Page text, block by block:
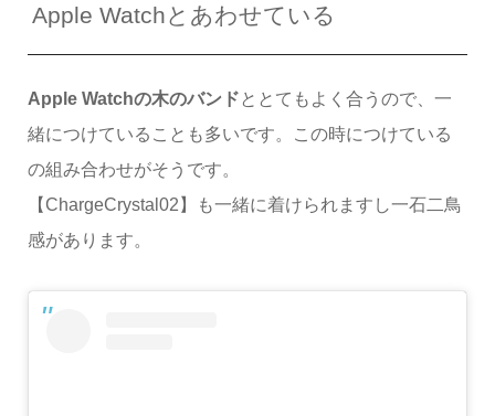
Apple Watchとあわせている
Apple Watchの木のバンド ととてもよく合うので、一
緒につけていることも多いです。この時につけている
の組み合わせがそうです。
【ChargeCrystal02】も一緒に着けられますし一石二鳥
感があります。